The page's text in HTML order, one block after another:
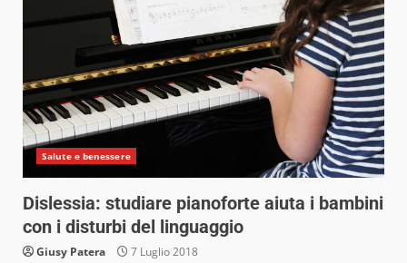
Salute e benessere
Dislessia: studiare pianoforte aiuta i bambini
con i disturbi del linguaggio
Giusy Patera 7 Luglio 2018